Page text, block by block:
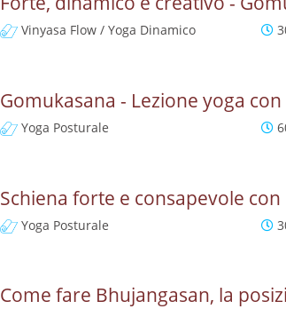
Vinyasa Flow / Yoga Dinamico
Gomukasana - Lezione yoga
Yoga Posturale
Schiena forte e consapevole
Yoga Posturale
Come fare Bhujangasan, la